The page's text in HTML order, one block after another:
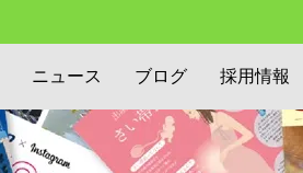
ニュース ブログ 採用情報